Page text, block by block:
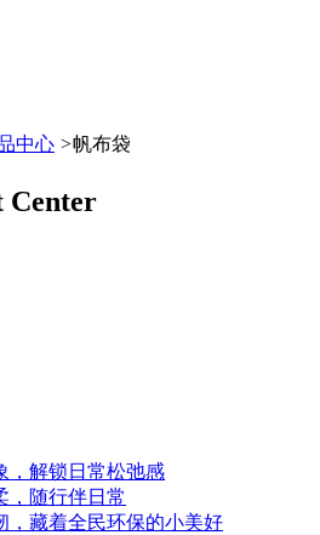
中心 >帆布袋
Center
，解锁日常松弛感
，随行伴日常
，藏着全民环保的小美好